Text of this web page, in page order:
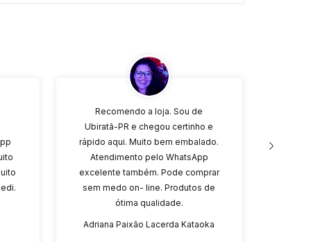
Recomendo a loja. Sou de
Ubiratã-PR e chegou certinho e
rápido aqui. Muito bem embalado.
Atendimento pelo WhatsApp
excelente também. Pode comprar
sem medo on- line. Produtos de
ótima qualidade.
Adriana Paixão Lacerda Kataoka